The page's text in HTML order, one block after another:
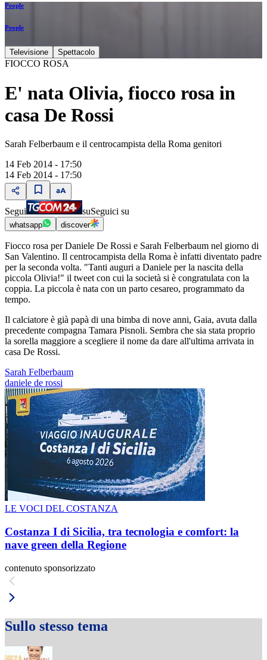
People
People
Televisione Spettacolo
FIOCCO ROSA
E' nata Olivia, fiocco rosa in
casa De Rossi
Sarah Felberbaum e il centrocampista della Roma genitori
14 Feb 2014 - 17:50
14 Feb 2014 - 17:50
Segui suSeguici su
whatsapp discover
Fiocco rosa per Daniele De Rossi e Sarah Felberbaum nel giorno di
San Valentino. Il centrocampista della Roma è infatti diventato padre
per la seconda volta. "Tanti auguri a Daniele per la nascita della
piccola Olivia!" il tweet con cui la società si è congratulata con la
coppia. La piccola è nata con un parto cesareo, programmato da
tempo.
Il calciatore è già papà di una bimba di nove anni, Gaia, avuta dalla
precedente compagna Tamara Pisnoli. Sembra che sia stata proprio
la sorella maggiore a scegliere il nome da dare all'ultima arrivata in
casa De Rossi.
Sarah Felberbaum
daniele de rossi
LE VOCI DEL COSTANZA
Costanza I di Sicilia, tra tecnologia e comfort: la
nave green della Regione
contenuto sponsorizzato
Sullo stesso tema